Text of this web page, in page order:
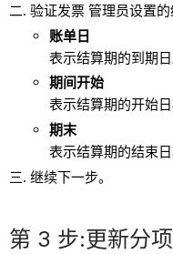
验证发票 管理员设置的
账单日
表示结算期的到期日
期间开始
表示结算期的开始日
期末
表示结算期的结束日
继续下一步。
第 3 步:更新分